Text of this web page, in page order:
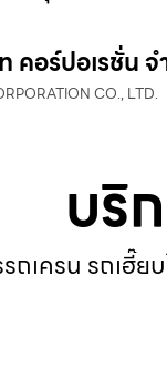
คอร์ปอเรชั่น
CO., LTD.
บริ
ถเครน รถเฮี๊